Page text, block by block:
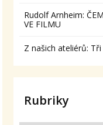
Rudolf Arnheim:
VE FILMU
Z našich ateliérů:
Rubriky